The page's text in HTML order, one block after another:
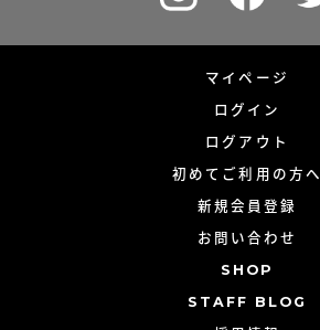
マイページ
ログイン
ログアウト
初めてご利用の方へ
新規会員登録
お問い合わせ
SHOP
STAFF BLOG